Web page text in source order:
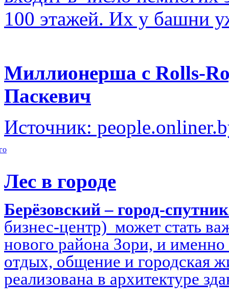
100 этажей. Их у башни
Миллионерша с Rolls-
Паскевич
Источник:
Лес в городе
Берёзовский – город-
бизнес-центр) может стать
нового района Зори, и именно
отдых, общение и городская
реализована в архитектуре